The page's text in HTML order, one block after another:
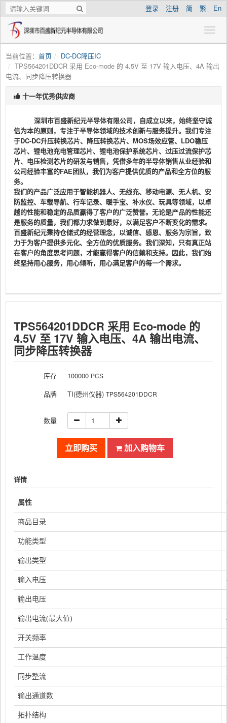
登录 注册 简 繁 En
当前位置： 首页
DC-DC降压IC
TPS564201DDCR 采用 Eco-mode 的 4.5V 至 17V 输入电压、4A 输出
电流、同步降压转换器
十一年优秀供应商
深圳市百盛新纪元半导体有限公司，自成立以来，始终坚守诚
信为本的原则，专注于半导体领域的技术创新与服务提升。我们专注
于DC-DC升压转换芯片、降压转换芯片、MOS场效应管、LDO稳压
芯片、锂电池充电管理芯片、锂电池保护系统芯片、过压过流保护芯
片、电压检测芯片的研发与销售，凭借多年的半导体销售从业经验和
公司经验丰富的FAE团队，我们为客户提供优质的产品和全方位的服
务。
我们的产品广泛应用于智能机器人、无线充、移动电源、无人机、安
防监控、车载导航、行车记录、暖手宝、补水仪、玩具等领域，以卓
越的性能和稳定的品质赢得了客户的广泛赞誉。无论是产品的性能还
是服务的质量，我们都力求做到最好，以满足客户不断变化的需求。
百盛新纪元秉持仓储式的经营理念，以诚信、感恩、服务为宗旨，致
力于为客户提供多元化、全方位的优质服务。我们深知，只有真正站
在客户的角度思考问题，才能赢得客户的信赖和支持。因此，我们始
终坚持用心服务，用心倾听，用心满足客户的每一个需求。
TPS564201DDCR 采用 Eco-mode 的
4.5V 至 17V 输入电压、4A 输出电流、
同步降压转换器
库存 100000 PCS
品牌 TI(德州仪器) TPS564201DDCR
数量
立即购买 加入购物车
详情
属性
商品目录
功能类型
输出类型
输入电压
输出电压
输出电流(最大值)
开关频率
工作温度
同步整流
输出通道数
拓扑结构